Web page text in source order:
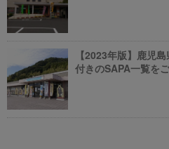
【2023年版】鹿児
付きのSAPA一覧を